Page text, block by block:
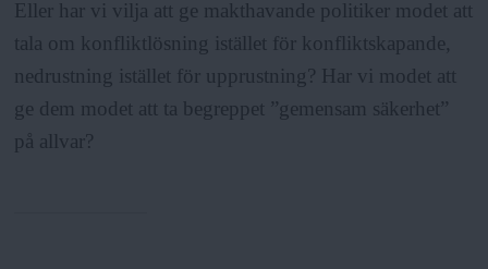
Eller har vi vilja att ge makthavande politiker modet att
tala om konfliktlösning istället för konfliktskapande,
nedrustning istället för upprustning? Har vi modet att
ge dem modet att ta begreppet ”gemensam säkerhet”
på allvar?